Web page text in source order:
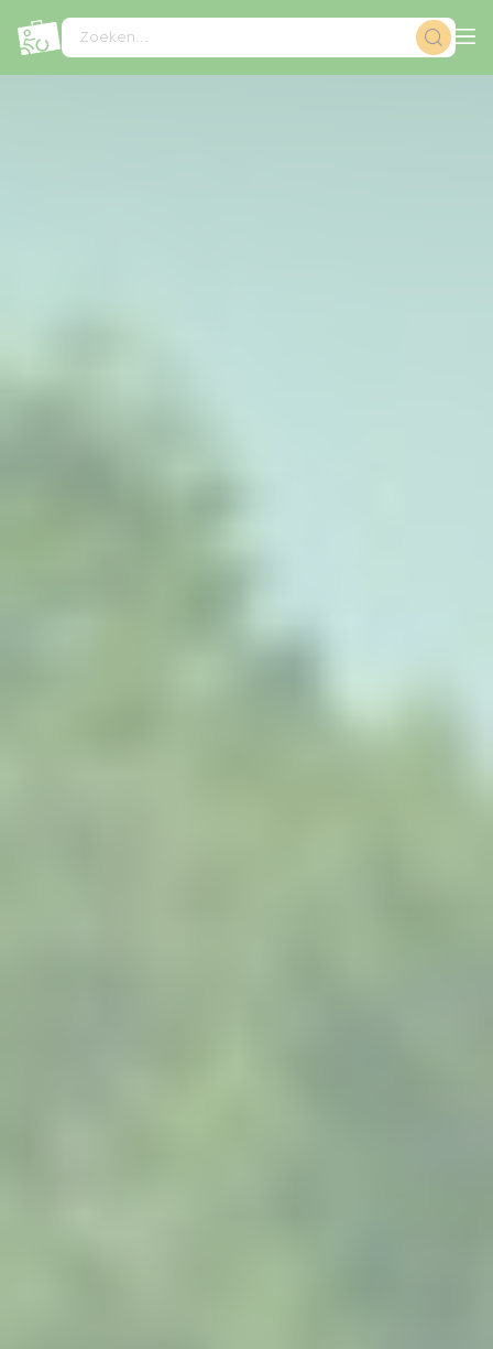
Zoeken...
Cookies beheer paneel